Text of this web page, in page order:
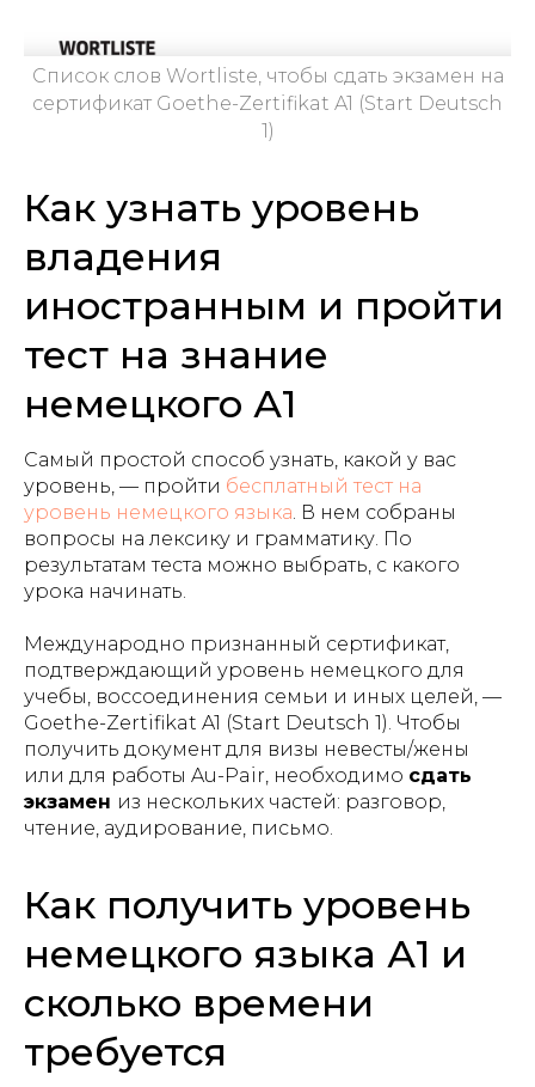
Список слов Wortliste, чтобы сдать экзамен на
сертификат Goethe-Zertifikat A1 (Start Deutsch
1)
Как узнать уровень
владения
иностранным и пройти
тест на знание
немецкого А1
Самый простой способ узнать, какой у вас
уровень, — пройти бесплатный тест на
уровень немецкого языка. В нем собраны
вопросы на лексику и грамматику. По
результатам теста можно выбрать, с какого
урока начинать.
Международно признанный сертификат,
подтверждающий уровень немецкого для
учебы, воссоединения семьи и иных целей, —
Goethe-Zertifikat A1 (Start Deutsch 1). Чтобы
получить документ для визы невесты/жены
или для работы Au-Pair, необходимо сдать
экзамен из нескольких частей: разговор,
чтение, аудирование, письмо.
Как получить уровень
немецкого языка А1 и
сколько времени
требуется